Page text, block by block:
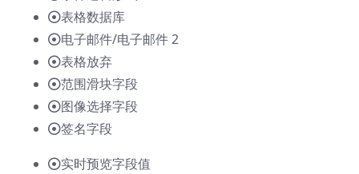
表格数据库
电子邮件/电子邮件 2
表格放弃
范围滑块字段
图像选择字段
签名字段
实时预览字段值